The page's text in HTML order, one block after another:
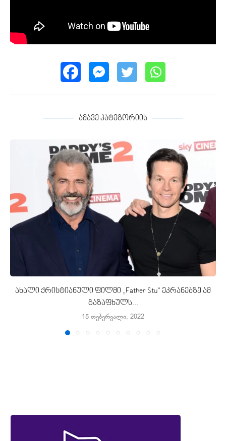
ამავე კატეგორიის
ახალი ქრისტიანული ფილმი „Father Stu“ ეკრანებზე ამ
გაზაფხულს...
15 თებერვალი, 2022